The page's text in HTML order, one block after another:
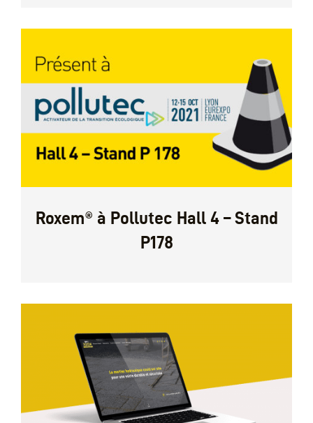
Roxem® à Pollutec Hall 4 – Stand
P178